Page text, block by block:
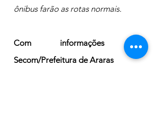
ônibus farão as rotas normais.
Com informações da
Secom/Prefeitura de Araras